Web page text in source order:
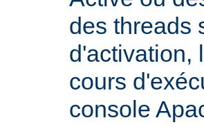
des threads
d'activation,
cours
console